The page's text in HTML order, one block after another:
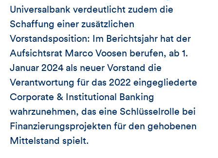
Universalbank verdeutlicht zudem die
Schaffung einer zusätzlichen
Vorstandsposition: Im Berichtsjahr hat der
Aufsichtsrat Marco Voosen berufen, ab 1.
Januar 2024 als neuer Vorstand die
Verantwortung für das 2022 eingegliederte
Corporate & Institutional Banking
wahrzunehmen, das eine Schlüsselrolle bei
Finanzierungsprojekten für den gehobenen
Mittelstand spielt.